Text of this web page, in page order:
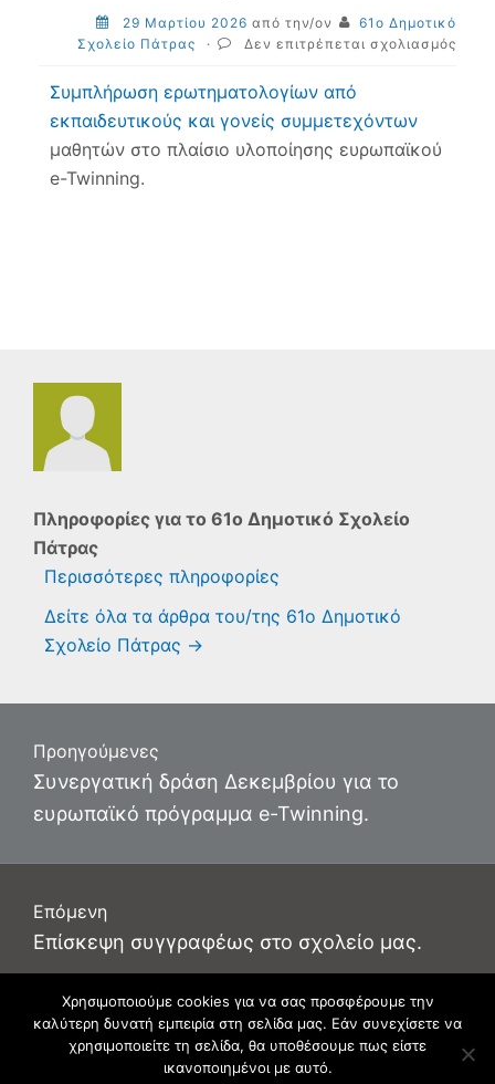
29 Μαρτίου 2026 από την/ον
61ο Δημοτικό
Σχολείο Πάτρας
· Δεν επιτρέπεται σχολιασμός
Συμπλήρωση ερωτηματολογίων από
εκπαιδευτικούς και γονείς συμμετεχόντων
μαθητών στο πλαίσιο υλοποίησης ευρωπαϊκού
e-Twinning.
Πληροφορίες για το 61ο Δημοτικό Σχολείο
Πάτρας
Περισσότερες πληροφορίες
Δείτε όλα τα άρθρα του/της 61ο Δημοτικό
Σχολείο Πάτρας →
άρθρων
Προηγούμενες
Προηγούμενο
άρθρο:
Συνεργατική δράση Δεκεμβρίου για το
ευρωπαϊκό πρόγραμμα e-Twinning.
Επόμενη
Επόμενο
άρθρο:
Επίσκεψη συγγραφέως στο σχολείο μας.
Φιλοξενείται στο https://blogs.sch.gr
. Θέμα εμφάνισης Flat-sch.
Βασισμένο στοFlat
Χρησιμοποιούμε cookies για να σας προσφέρουμε την
καλύτερη δυνατή εμπειρία στη σελίδα μας. Εάν συνεχίσετε να
χρησιμοποιείτε τη σελίδα, θα υποθέσουμε πως είστε
ικανοποιημένοι με αυτό.